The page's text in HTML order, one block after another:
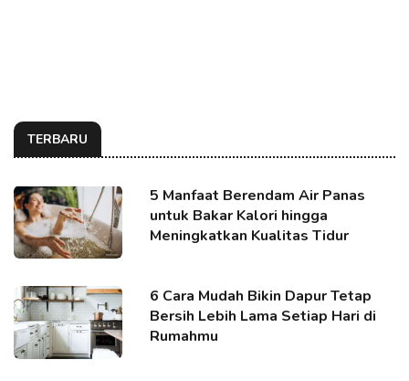
TERBARU
5 Manfaat Berendam Air Panas
untuk Bakar Kalori hingga
Meningkatkan Kualitas Tidur
6 Cara Mudah Bikin Dapur Tetap
Bersih Lebih Lama Setiap Hari di
Rumahmu